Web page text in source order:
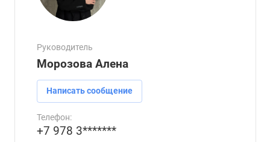
Руководитель
Морозова Алена
Написать сообщение
Телефон:
+7 978 3*******